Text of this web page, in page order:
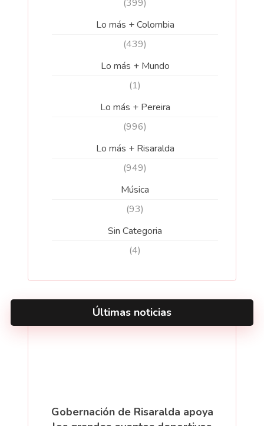
(399)
Lo más + Colombia
(439)
Lo más + Mundo
(1)
Lo más + Pereira
(996)
Lo más + Risaralda
(949)
Música
(93)
Sin Categoria
(4)
Últimas noticias
Gobernación de Risaralda apoya